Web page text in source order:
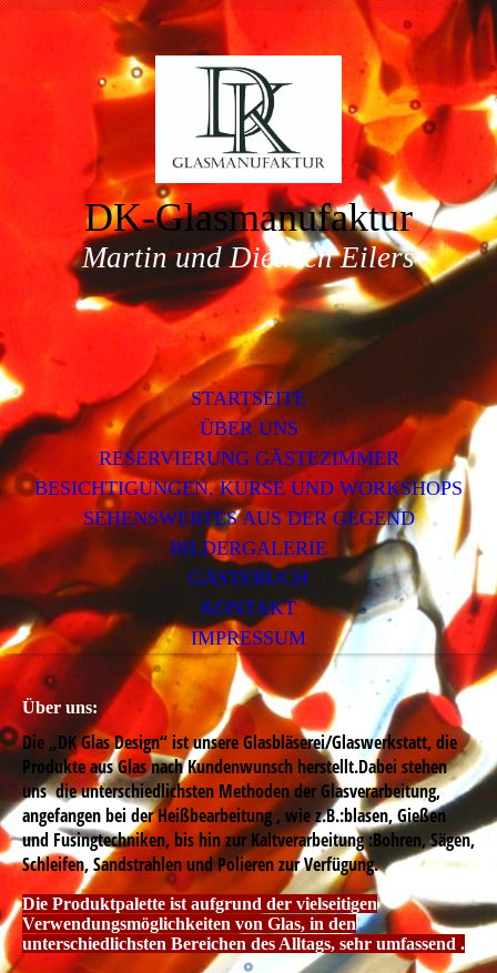
DK-Glasmanufaktur
Martin und Dietrich Eilers
STARTSEITE
ÜBER UNS
RESERVIERUNG GÄSTEZIMMER
BESICHTIGUNGEN, KURSE UND WORKSHOPS
SEHENSWERTES AUS DER GEGEND
BILDERGALERIE
GÄSTEBUCH
KONTAKT
IMPRESSUM
Über uns:
Die „DK Glas Design“ ist unsere Glasbläserei/Glaswerkstatt, die
Produkte aus Glas nach Kundenwunsch herstellt.Dabei stehen
uns die unterschiedlichsten Methoden der Glasverarbeitung,
angefangen bei der Heißbearbeitung , wie z.B.:blasen, Gießen
und Fusingtechniken, bis hin zur Kaltverarbeitung :Bohren, Sägen,
Schleifen, Sandstrahlen und Polieren zur Verfügung.
Die Produktpalette ist aufgrund der vielseitigen
Verwendungsmöglichkeiten von Glas, in den
unterschiedlichsten Bereichen des Alltags, sehr umfassend .